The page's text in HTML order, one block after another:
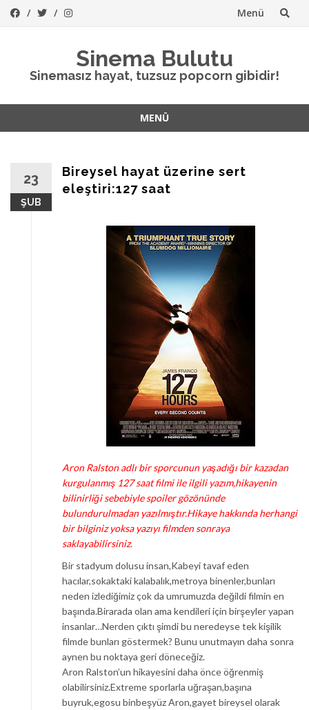
Menü
Sinema Bulutu
Sinemasız hayat, tuzsuz popcorn gibidir!
MENÜ
23
ŞUB
Bireysel hayat üzerine sert
eleştiri:127 saat
Aron Ralston adlı bir sporcunun yaşadığı bir kazadan
kurgulanmış 127 saat filmi ile ilgili yazım,hikayenin
bilinirliği sebebiyle spoiler gözönünde
bulundurulmadan yazılmıştır.Hikaye hakkında herhangi
bir bilginiz yoksa yazıyı filmden sonraya
saklayabilirsiniz.
Bir stadyum dolusu insan,Kabeyi tavaf eden
hacılar,sokaktaki kalabalık,metroya binenler,bunları
neden izlediğimiz çok da umrumuzda değildi filmin en
başında.Birarada olan ama kendileri için birşeyler yapan
insanlar…Nerden çıktı şimdi bu neredeyse tek kişilik
filmde bunları göstermek? Bunu unutmayın daha sonra
aynen bu noktaya geri döneceğiz.
Aron Ralston’un hikayesini daha önce öğrenmiş
olabilirsiniz.Extreme sporlarla uğraşan,başına
buyruk,egosu binbeşyüz Aron,gayet bireysel olarak